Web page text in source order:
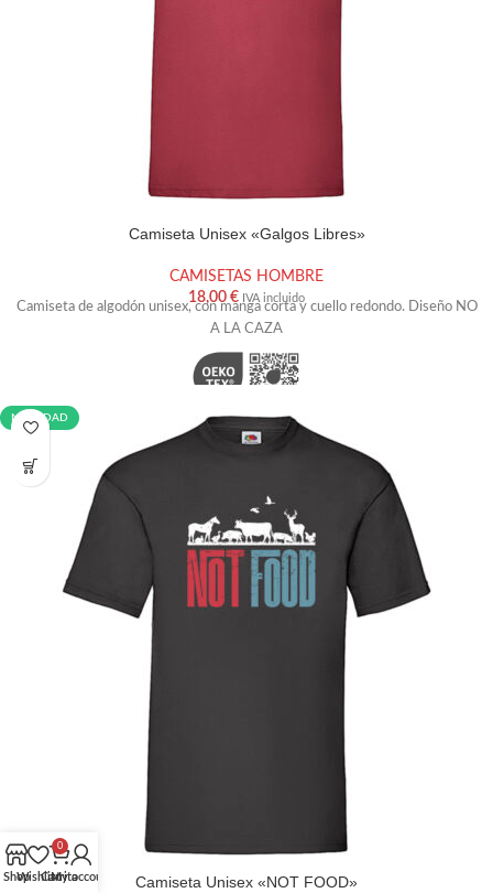
AÑADIR AL CARRITO
Camiseta Unisex «Galgos Libres»
CAMISETAS HOMBRE
18,00 € IVA incluido
Camiseta de algodón unisex, con manga corta y cuello redondo. Diseño NO
A LA CAZA
NOVEDAD
Camiseta Unisex «NOT FOOD»
ShopWishlist
0
Carrito
My account